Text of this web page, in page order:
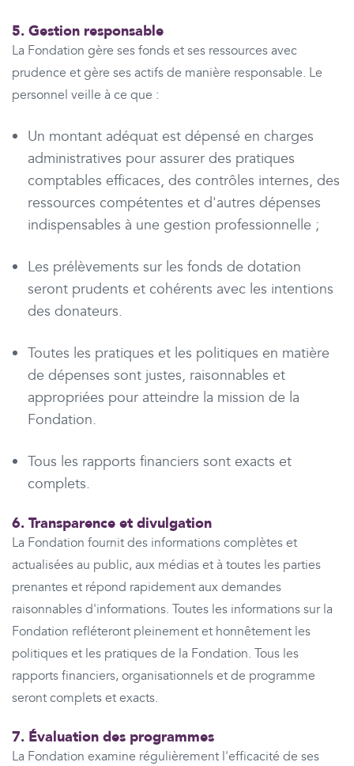
5. Gestion responsable
La Fondation gère ses fonds et ses ressources avec
prudence et gère ses actifs de manière responsable. Le
personnel veille à ce que :
Un montant adéquat est dépensé en charges
administratives pour assurer des pratiques
comptables efficaces, des contrôles internes, des
ressources compétentes et d'autres dépenses
indispensables à une gestion professionnelle ;
Les prélèvements sur les fonds de dotation
seront prudents et cohérents avec les intentions
des donateurs.
Toutes les pratiques et les politiques en matière
de dépenses sont justes, raisonnables et
appropriées pour atteindre la mission de la
Fondation.
Tous les rapports financiers sont exacts et
complets.
6. Transparence et divulgation
La Fondation fournit des informations complètes et
actualisées au public, aux médias et à toutes les parties
prenantes et répond rapidement aux demandes
raisonnables d'informations. Toutes les informations sur la
Fondation refléteront pleinement et honnêtement les
politiques et les pratiques de la Fondation. Tous les
rapports financiers, organisationnels et de programme
seront complets et exacts.
7. Évaluation des programmes
La Fondation examine régulièrement l'efficacité de ses